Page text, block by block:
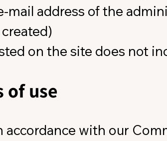
mail address of the
on the site does not
of use
accordance with our